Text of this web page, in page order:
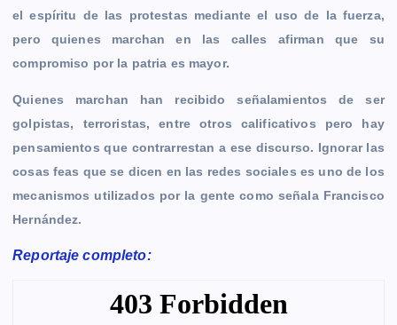
el espíritu de las protestas mediante el uso de la fuerza,
pero quienes marchan en las calles afirman que su
compromiso por la patria es mayor.
Quienes marchan han recibido señalamientos de ser
golpistas, terroristas, entre otros calificativos pero hay
pensamientos que contrarrestan a ese discurso. Ignorar las
cosas feas que se dicen en las redes sociales es uno de los
mecanismos utilizados por la gente como señala Francisco
Hernández.
Reportaje completo: